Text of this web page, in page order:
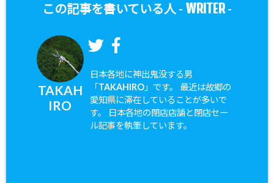
この記事を書いている人 - WRITER-
TAKAH
IRO
日本各地に神出鬼没する男
「TAKAHIRO」です。 最近は故郷の
愛知県に滞在していることが多いで
す。 日本各地の閉店店舗と閉店セー
ル記事を執筆しています。